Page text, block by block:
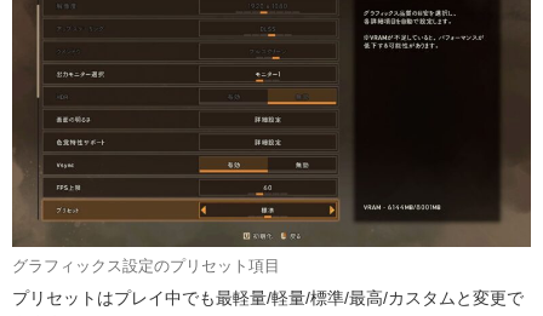
グラフィックス設定のプリセット項目
プリセットはプレイ中でも最軽量/軽量/標準/最高/カスタムと変更で